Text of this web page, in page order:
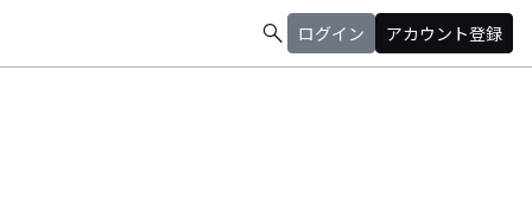
search ログイン アカウント登録